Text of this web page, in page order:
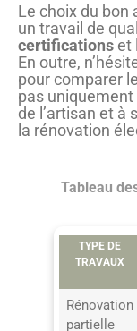
Le choix du bon
un travail de
certificationset
En outre,
pour comparer
pas
de l’artisan et à
la rénovation
Tableau
TYPE DE
TRAVAUX
Rénovation
partielle